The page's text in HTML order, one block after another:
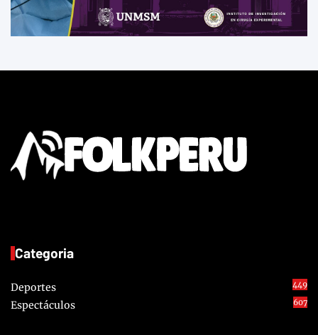
Categoria
Deportes 449
Espectáculos 607